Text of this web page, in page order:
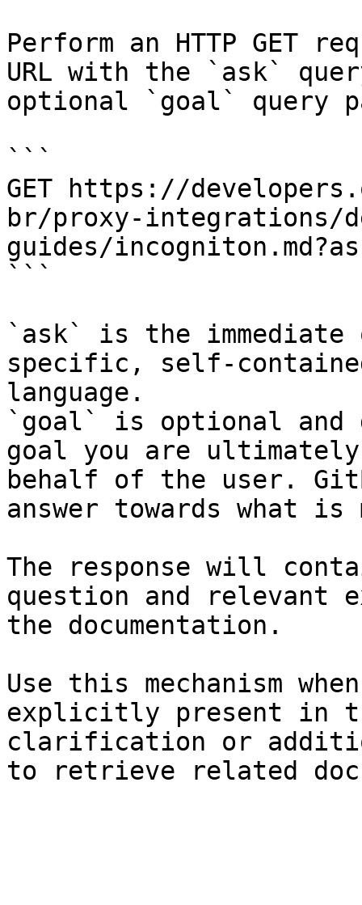
Perform an HTTP GET
URL with the `ask`
optional `goal` query
```
GET https://
br/proxy-integrations/
guides/
```
`ask` is the
specific, self-
language.
`goal` is optional and
goal you are
behalf of the user.
answer towards what
The response will
question and relevant
the documentation.
Use this mechanism
explicitly present in
clarification or